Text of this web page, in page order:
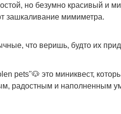
но безумно красивый и
зашкаливание мимиметра.
что веришь, будто их
pets"🐶 это миниквест,
радостным и наполненным